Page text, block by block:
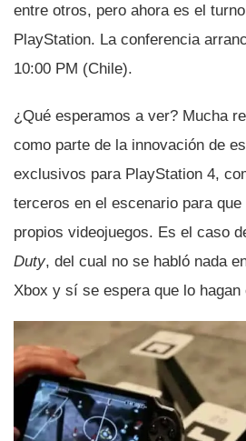
entre otros, pero ahora es el
PlayStation. La conferencia
10:00 PM (Chile).
¿Qué esperamos a ver? Mucha
como parte de la innovación de
exclusivos para PlayStation 4,
terceros en el escenario para
propios videojuegos. Es el caso
Duty, del cual no se habló nada
Xbox y sí­ se espera que lo hagan